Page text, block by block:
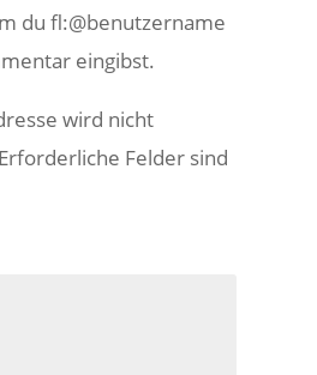
du fl:@benutzername
eingibst.
wird nicht
Erforderliche Felder sind